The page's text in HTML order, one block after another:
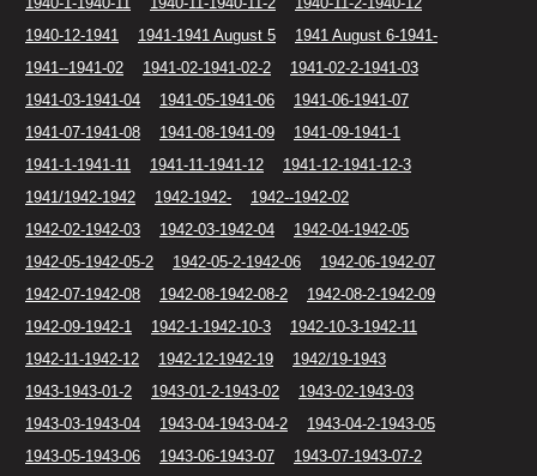
1940-12-1941
1941-1941 August 5
1941 August 6-1941-
1941--1941-02
1941-02-1941-02-2
1941-02-2-1941-03
1941-03-1941-04
1941-05-1941-06
1941-06-1941-07
1941-07-1941-08
1941-08-1941-09
1941-09-1941-1
1941-1-1941-11
1941-11-1941-12
1941-12-1941-12-3
1941/1942-1942
1942-1942-
1942--1942-02
1942-02-1942-03
1942-03-1942-04
1942-04-1942-05
1942-05-1942-05-2
1942-05-2-1942-06
1942-06-1942-07
1942-07-1942-08
1942-08-1942-08-2
1942-08-2-1942-09
1942-09-1942-1
1942-1-1942-10-3
1942-10-3-1942-11
1942-11-1942-12
1942-12-1942-19
1942/19-1943
1943-1943-01-2
1943-01-2-1943-02
1943-02-1943-03
1943-03-1943-04
1943-04-1943-04-2
1943-04-2-1943-05
1943-05-1943-06
1943-06-1943-07
1943-07-1943-07-2